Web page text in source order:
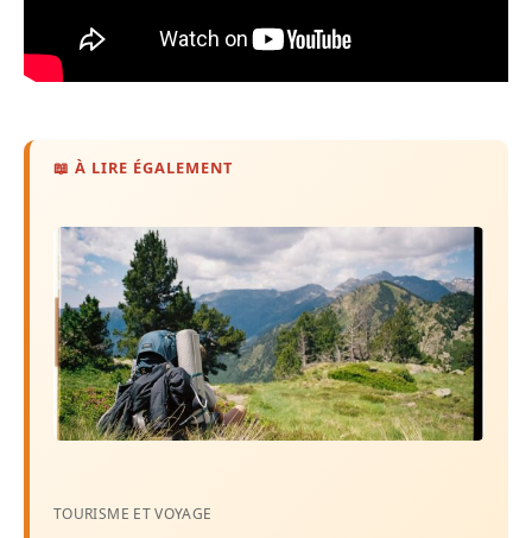
📖 À LIRE ÉGALEMENT
TOURISME ET VOYAGE